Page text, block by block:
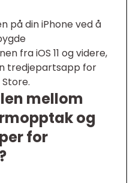
på din iPhone ved å
fra iOS 11 og videre,
tredjepartsapp for
mellom
og
for